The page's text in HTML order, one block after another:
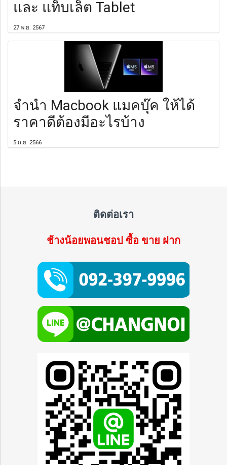
และ แท็บเล็ต Tablet
27 พ.ย. 2567
จำนำ Macbook แมคบุ๊ค ให้ได้
ราคาดีต้องมีอะไรบ้าง
5 ก.ย. 2566
ติดต่อเรา
ช้างน้อยพอนชอป ซื้อ ขาย ฝาก